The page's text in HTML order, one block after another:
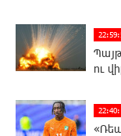
ու